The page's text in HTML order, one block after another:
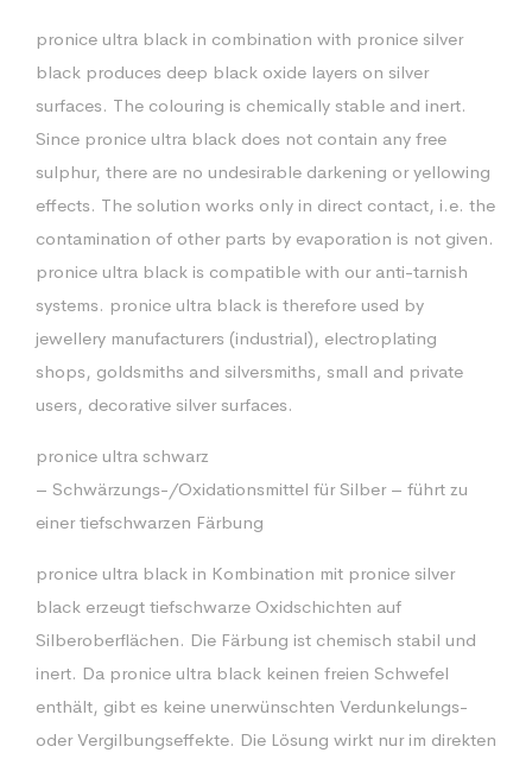
pronice ultra black in combination with pronice silver
black produces deep black oxide layers on silver
surfaces. The colouring is chemically stable and inert.
Since pronice ultra black does not contain any free
sulphur, there are no undesirable darkening or yellowing
effects. The solution works only in direct contact, i.e. the
contamination of other parts by evaporation is not given.
pronice ultra black is compatible with our anti-tarnish
systems. pronice ultra black is therefore used by
jewellery manufacturers (industrial), electroplating
shops, goldsmiths and silversmiths, small and private
users, decorative silver surfaces.
pronice ultra schwarz
– Schwärzungs-/Oxidationsmittel für Silber – führt zu
einer tiefschwarzen Färbung
pronice ultra black in Kombination mit pronice silver
black erzeugt tiefschwarze Oxidschichten auf
Silberoberflächen. Die Färbung ist chemisch stabil und
inert. Da pronice ultra black keinen freien Schwefel
enthält, gibt es keine unerwünschten Verdunkelungs-
oder Vergilbungseffekte. Die Lösung wirkt nur im direkten